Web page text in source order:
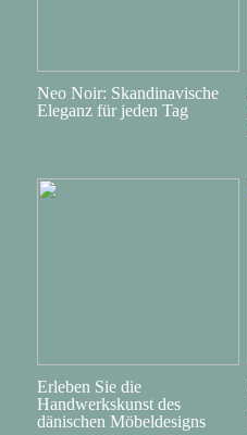
Neo Noir: Skandinavische
Eleganz für jeden Tag
Erleben Sie die
Handwerkskunst des
dänischen Möbeldesigns